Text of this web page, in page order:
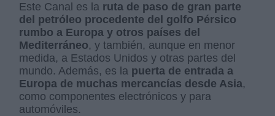
Este Canal es la ruta de paso de gran parte
del petróleo procedente del golfo Pérsico
rumbo a Europa y otros países del
Mediterráneo, y también, aunque en menor
medida, a Estados Unidos y otras partes del
mundo. Además, es la puerta de entrada a
Europa de muchas mercancías desde Asia,
como componentes electrónicos y para
automóviles.